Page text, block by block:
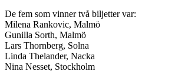
De fem som vinner två biljetter var:
Milena Rankovic, Malmö
Gunilla Sorth, Malmö
Lars Thornberg, Solna
Linda Thelander, Nacka
Nina Nesset, Stockholm